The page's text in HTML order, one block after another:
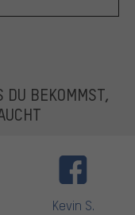
BEKOMMST,
Kevin S.